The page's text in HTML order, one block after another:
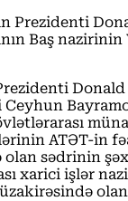
Prezidenti
Baş
ATƏT-in
sədrinin
xarici işlər